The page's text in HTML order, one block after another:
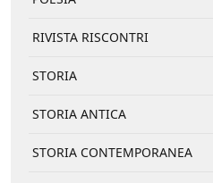
RIVISTA RISCONTRI
STORIA
STORIA ANTICA
STORIA CONTEMPORANEA